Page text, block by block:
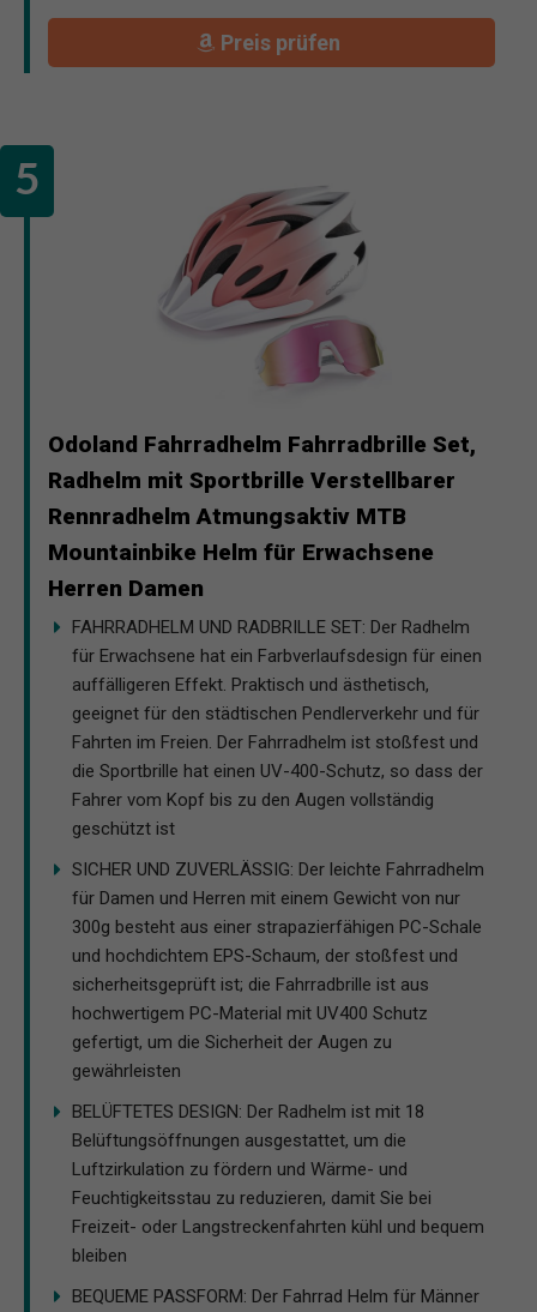
Preis prüfen
Odoland Fahrradhelm Fahrradbrille Set,
Radhelm mit Sportbrille Verstellbarer
Rennradhelm Atmungsaktiv MTB
Mountainbike Helm für Erwachsene
Herren Damen
FAHRRADHELM UND RADBRILLE SET: Der Radhelm
für Erwachsene hat ein Farbverlaufsdesign für einen
auffälligeren Effekt. Praktisch und ästhetisch,
geeignet für den städtischen Pendlerverkehr und für
Fahrten im Freien. Der Fahrradhelm ist stoßfest und
die Sportbrille hat einen UV-400-Schutz, so dass der
Fahrer vom Kopf bis zu den Augen vollständig
geschützt ist
SICHER UND ZUVERLÄSSIG: Der leichte Fahrradhelm
für Damen und Herren mit einem Gewicht von nur
300g besteht aus einer strapazierfähigen PC-Schale
und hochdichtem EPS-Schaum, der stoßfest und
sicherheitsgeprüft ist; die Fahrradbrille ist aus
hochwertigem PC-Material mit UV400 Schutz
gefertigt, um die Sicherheit der Augen zu
gewährleisten
BELÜFTETES DESIGN: Der Radhelm ist mit 18
Belüftungsöffnungen ausgestattet, um die
Luftzirkulation zu fördern und Wärme- und
Feuchtigkeitsstau zu reduzieren, damit Sie bei
Freizeit- oder Langstreckenfahrten kühl und bequem
bleiben
BEQUEME PASSFORM: Der Fahrrad Helm für Männer